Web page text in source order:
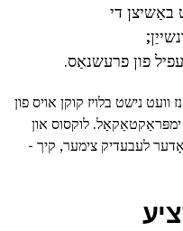
באַשיצן די
פון פרעשנאַס.
נישט בלויז קוקן אויס פון
ימפּראַקטאַקאַל. לוקסוס און
לעבעדיק צימער, קיך -